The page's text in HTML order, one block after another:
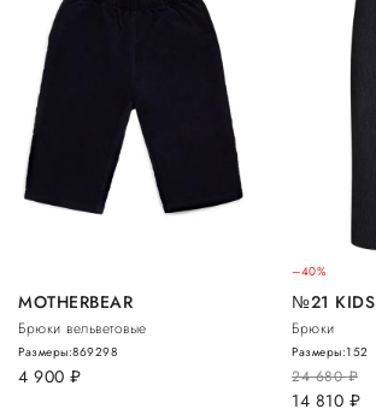
MOTHERBEAR
Брюки вельветовые
4 900 руб.
Размеры:869298
–40%
№21 KIDS
Брюки
24 680руб.
14 810 руб.
Размеры:152